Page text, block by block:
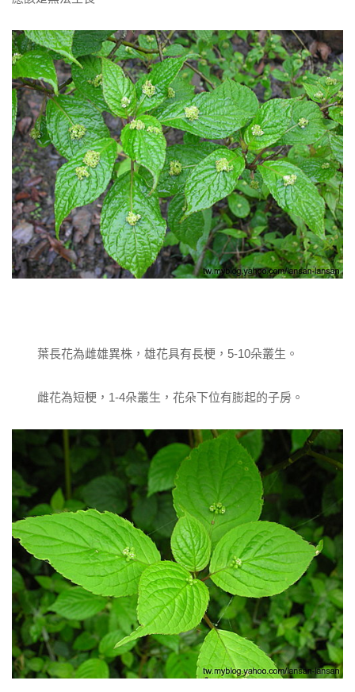
葉長花為雌雄異株，雄花具有長梗，5-10朵叢生。
雌花為短梗，1-4朵叢生，花朵下位有膨起的子房。